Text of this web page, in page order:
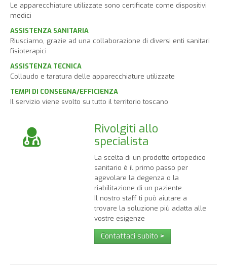
Le apparecchiature utilizzate sono certificate come dispositivi
medici
ASSISTENZA SANITARIA
Riusciamo, grazie ad una collaborazione di diversi enti sanitari
fisioterapici
ASSISTENZA TECNICA
Collaudo e taratura delle apparecchiature utilizzate
TEMPI DI CONSEGNA/EFFICIENZA
Il servizio viene svolto su tutto il territorio toscano
Rivolgiti allo
specialista
La scelta di un prodotto ortopedico
sanitario è il primo passo per
agevolare la degenza o la
riabilitazione di un paziente.
Il nostro staff ti può aiutare a
trovare la soluzione più adatta alle
vostre esigenze
Contattaci subito >